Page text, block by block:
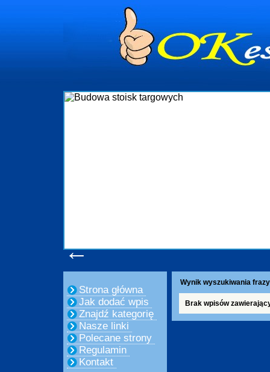
←
Strona główna
Jak dodać wpis
Znajdź kategorię
Nasze linki
Polecane strony
Regulamin
Kontakt
Wynik wyszukiwania
Brak wpisów